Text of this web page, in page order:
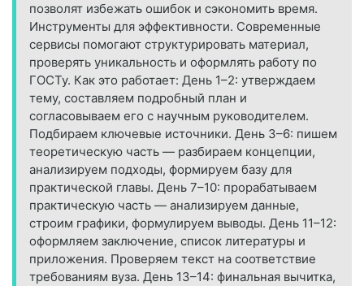
позволят избежать ошибок и сэкономить время.
Инструменты для эффективности. Современные
сервисы помогают структурировать материал,
проверять уникальность и оформлять работу по
ГОСТу. Как это работает: День 1–2: утверждаем
тему, составляем подробный план и
согласовываем его с научным руководителем.
Подбираем ключевые источники. День 3–6: пишем
теоретическую часть — разбираем концепции,
анализируем подходы, формируем базу для
практической главы. День 7–10: прорабатываем
практическую часть — анализируем данные,
строим графики, формулируем выводы. День 11–12:
оформляем заключение, список литературы и
приложения. Проверяем текст на соответствие
требованиям вуза. День 13–14: финальная вычитка,